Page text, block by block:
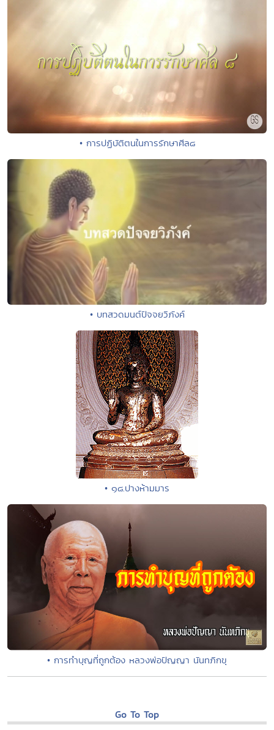
• การปฏิบัติตนในการรักษาศีล๘
• บทสวดมนต์ปัจจยวิภังค์
• ๑๘.ปางห้ามมาร
• การทำบุญที่ถูกต้อง หลวงพ่อปัญญา นันทภิกขุ
Go To Top